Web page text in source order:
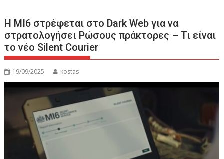
Η MI6 στρέφεται στο Dark Web για να
στρατολογήσει Ρώσους πράκτορες – Τι είναι
το νέο Silent Courier
19/09/2025 kostas